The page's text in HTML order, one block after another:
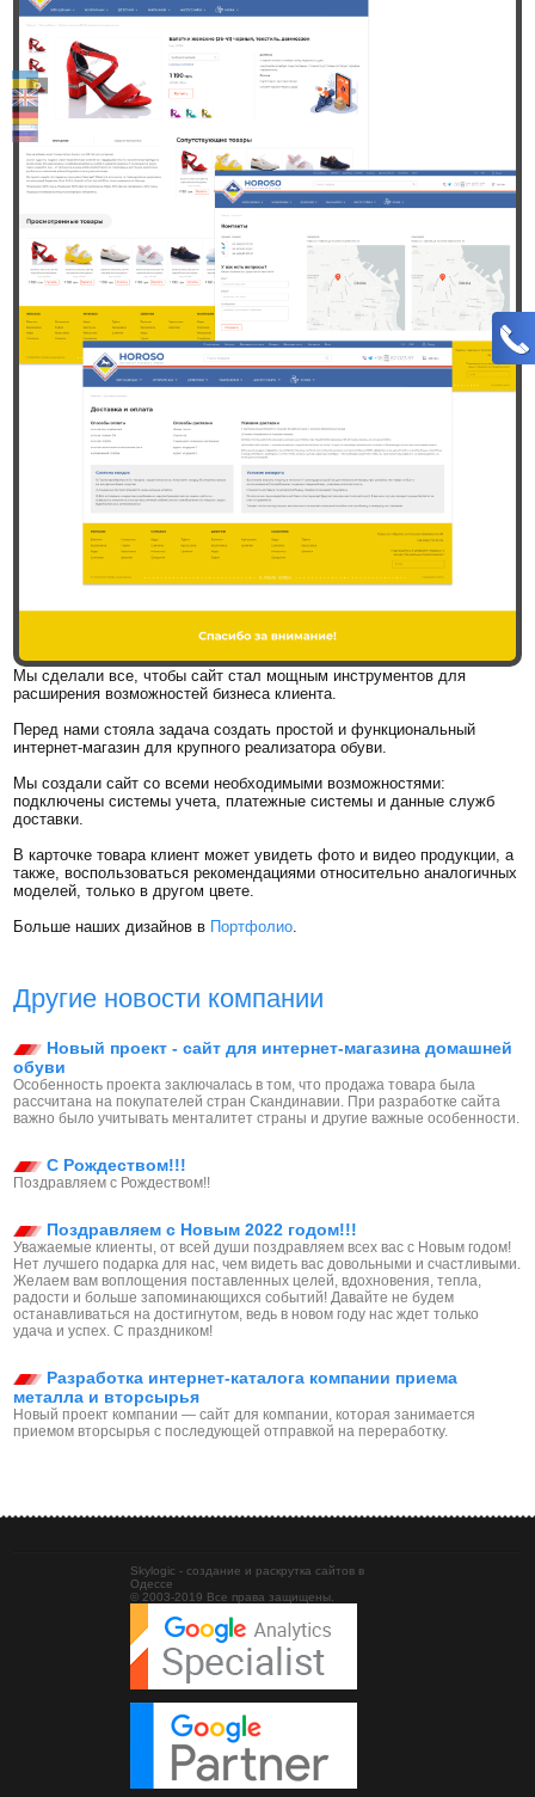
Мы сделали все, чтобы сайт стал мощным инструментов для
расширения возможностей бизнеса клиента.
Перед нами стояла задача создать простой и функциональный
интернет-магазин для крупного реализатора обуви.
Мы создали сайт со всеми необходимыми возможностями:
подключены системы учета, платежные системы и данные служб
доставки.
В карточке товара клиент может увидеть фото и видео продукции, а
также, воспользоваться рекомендациями относительно аналогичных
моделей, только в другом цвете.
Больше наших дизайнов в Портфолио.
Другие новости компании
Новый проект - сайт для интернет-магазина домашней
обуви
Особенность проекта заключалась в том, что продажа товара была
рассчитана на покупателей стран Скандинавии. При разработке сайта
важно было учитывать менталитет страны и другие важные особенности.
С Рождеством!!!
Поздравляем с Рождеством!!
Поздравляем с Новым 2022 годом!!!
Уважаемые клиенты, от всей души поздравляем всех вас с Новым годом!
Нет лучшего подарка для нас, чем видеть вас довольными и счастливыми.
Желаем вам воплощения поставленных целей, вдохновения, тепла,
радости и больше запоминающихся событий! Давайте не будем
останавливаться на достигнутом, ведь в новом году нас ждет только
удача и успех. С праздником!
Разработка интернет-каталога компании приема
металла и вторсырья
Новый проект компании — сайт для компании, которая занимается
приемом вторсырья с последующей отправкой на переработку.
Skylogic - создание и раскрутка сайтов в
Одессе
© 2003-2019 Все права защищены.